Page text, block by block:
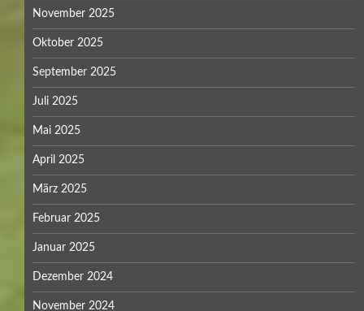
November 2025
Oktober 2025
September 2025
Juli 2025
Mai 2025
April 2025
März 2025
Februar 2025
Januar 2025
Dezember 2024
November 2024